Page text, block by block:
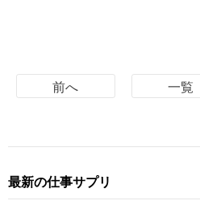
前へ 一覧
最新の仕事サプリ